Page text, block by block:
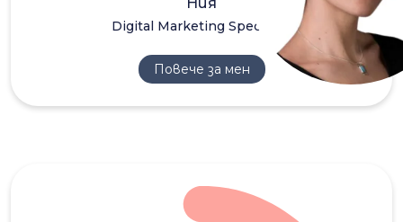
Digital Marketing Specialist
Повече за мен